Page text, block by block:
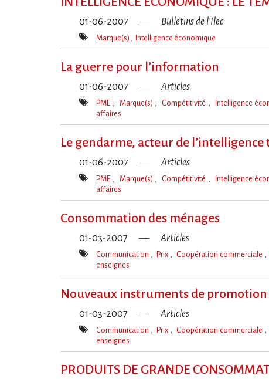
01-06-2007 Bulletins de l'Ilec
Mot(s)-
Marque(s) Intelligence économique
La guerre pour l’information
01-06-2007 Articles
Mot(s)-
PME Marque(s) Compétitivité Intelligence
affaires
Le gendarme, acteur de
01-06-2007 Articles
Mot(s)-
PME Marque(s) Compétitivité Intelligence
affaires
Consommation des ménages
01-03-2007 Articles
Mot(s)-
Communication Prix Coopération commerciale
enseignes
Nouveaux instruments de
01-03-2007 Articles
Mot(s)-
Communication Prix Coopération commerciale
enseignes
PRODUITS DE GRANDE